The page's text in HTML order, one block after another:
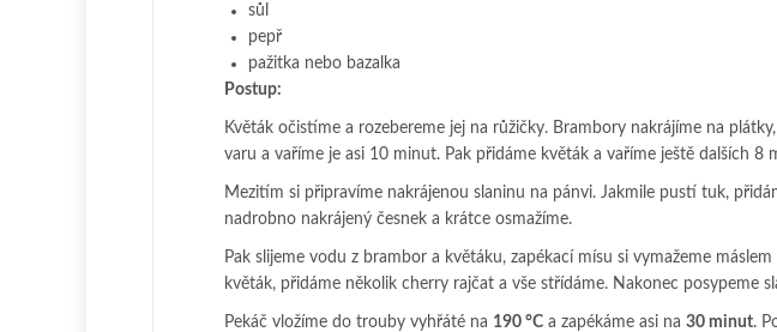
sůl
pepř
pažitka nebo bazalka
Postup:
Květák očistíme a rozebereme jej na růžičky. Brambory nakrájíme na
varu a vaříme je asi 10 minut. Pak přidáme květák a vaříme ještě dalších 8
Mezitím si připravíme nakrájenou slaninu na pánvi. Jakmile pustí tuk,
nadrobno nakrájený česnek a krátce osmažíme.
Pak slijeme vodu z brambor a květáku, zapékací mísu si vymažeme
květák, přidáme několik cherry rajčat a vše střídáme. Nakonec posypeme
Pekáč vložíme do trouby vyhřáté na 190 °C a zapékáme asi na 30 minut.